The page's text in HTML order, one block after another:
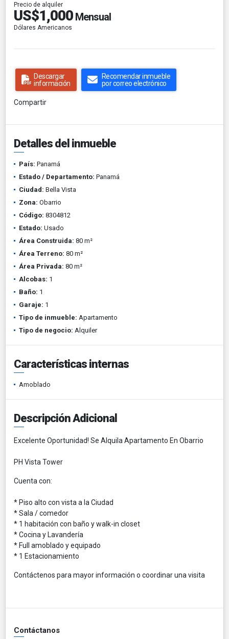
Precio de alquiler
US$1,000 Mensual
Dólares Americanos
Descargar
información
Recomendar inmueble
por correo electrónico
Compartir
Detalles del inmueble
País: Panamá
Estado / Departamento: Panamá
Ciudad: Bella Vista
Zona: Obarrio
Código: 8304812
Estado: Usado
Área Construida: 80 m²
Área Terreno: 80 m²
Área Privada: 80 m²
Alcobas: 1
Baño: 1
Garaje: 1
Tipo de inmueble: Apartamento
Tipo de negocio: Alquiler
Características internas
Amoblado
Descripción Adicional
Excelente Oportunidad! Se Alquila Apartamento En Obarrio
PH Vista Tower
Cuenta con:
* Piso alto con vista a la Ciudad
* Sala / comedor
* 1 habitación con baño y walk-in closet
* Cocina y Lavandería
* Full amoblado y equipado
* 1 Estacionamiento
Contáctenos para mayor información o coordinar una visita
Contáctanos